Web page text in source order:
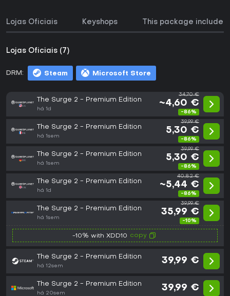
Lojas Oficiais Keyshops This package includes
Lojas Oficiais (7)
DRM: Steam Microsoft Store
The Surge 2 - Premium Edition
há 1d
34,70 €
~4,60 €
-86%
The Surge 2 - Premium Edition
há 1sem
39,99 €
5,30 €
-86%
The Surge 2 - Premium Edition
há 1sem
39,99 €
5,30 €
-86%
The Surge 2 - Premium Edition
há 1d
40,82 €
~5,44 €
-86%
The Surge 2 - Premium Edition
há 1sem
39,99 €
35,99 €
-10%
-10% with XDD10 copy
The Surge 2 - Premium Edition
há 12sem
39,99 €
The Surge 2 - Premium Edition
há 20sem
39,99 €